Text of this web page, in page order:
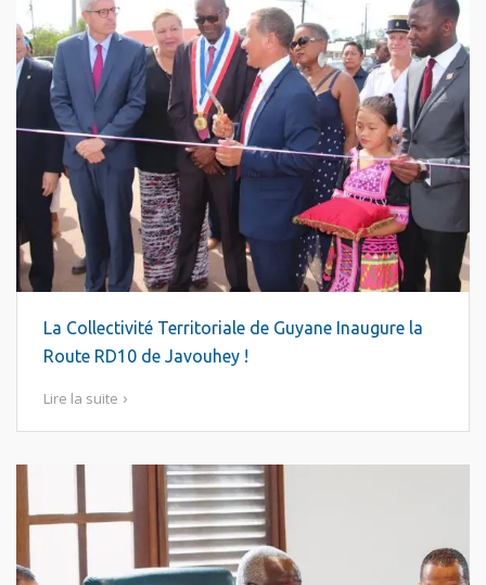
La Collectivité Territoriale de Guyane Inaugure la
Route RD10 de Javouhey !
Lire la suite